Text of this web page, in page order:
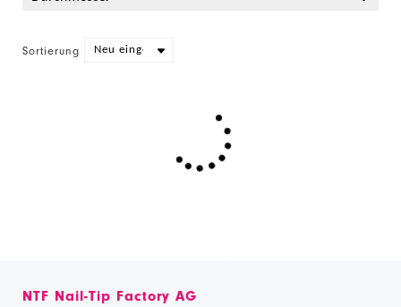
Sortierung
NTF Nail-Tip Factory AG